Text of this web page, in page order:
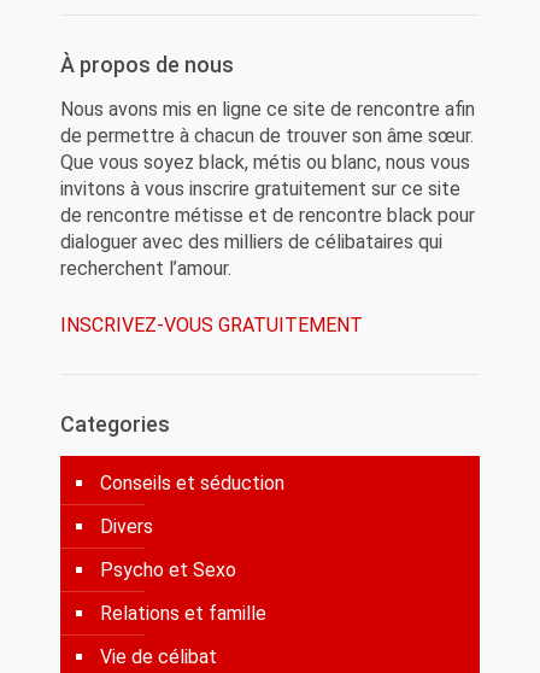
À propos de nous
Nous avons mis en ligne ce site de rencontre afin
de permettre à chacun de trouver son âme sœur.
Que vous soyez black, métis ou blanc, nous vous
invitons à vous inscrire gratuitement sur ce site
de rencontre métisse et de rencontre black pour
dialoguer avec des milliers de célibataires qui
recherchent l’amour.
INSCRIVEZ-VOUS GRATUITEMENT
Categories
Conseils et séduction
Divers
Psycho et Sexo
Relations et famille
Vie de célibat